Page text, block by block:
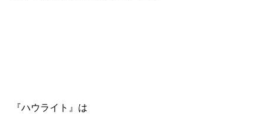
『ハウライト』は